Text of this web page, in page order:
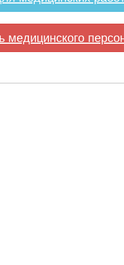
медицинского